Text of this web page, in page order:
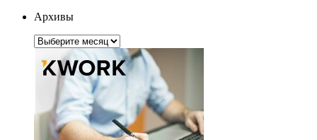
Архивы
Архивы